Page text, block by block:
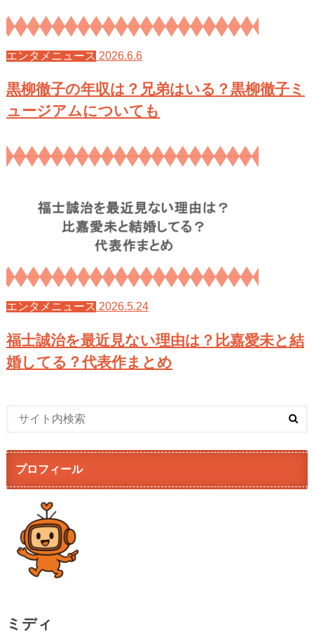
エンタメニュース 2026.6.6
黒柳徹子の年収は？兄弟はいる？黒柳徹子ミ
ュージアムについても
エンタメニュース 2026.5.24
福士誠治を最近見ない理由は？比嘉愛未と結
婚してる？代表作まとめ
プロフィール
ミディ